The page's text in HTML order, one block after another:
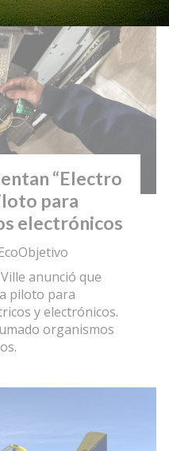
“Electro
para
electrónicos
anunció que
piloto para
y electrónicos.
organismos